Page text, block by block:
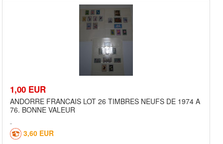
1,00 EUR
ANDORRE FRANCAIS LOT 26 TIMBRES NEUFS DE 1974 A
76. BONNE VALEUR
3,60 EUR